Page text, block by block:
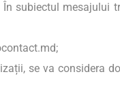
În subiectul mesajului
;
se va considera